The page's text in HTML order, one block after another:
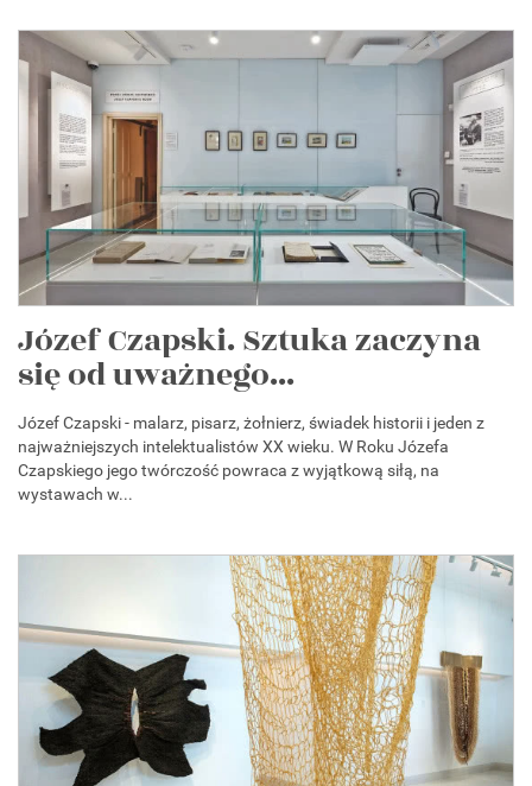
Józef Czapski. Sztuka zaczyna
się od uważnego...
Józef Czapski - malarz, pisarz, żołnierz, świadek historii i jeden z
najważniejszych intelektualistów XX wieku. W Roku Józefa
Czapskiego jego twórczość powraca z wyjątkową siłą, na
wystawach w...